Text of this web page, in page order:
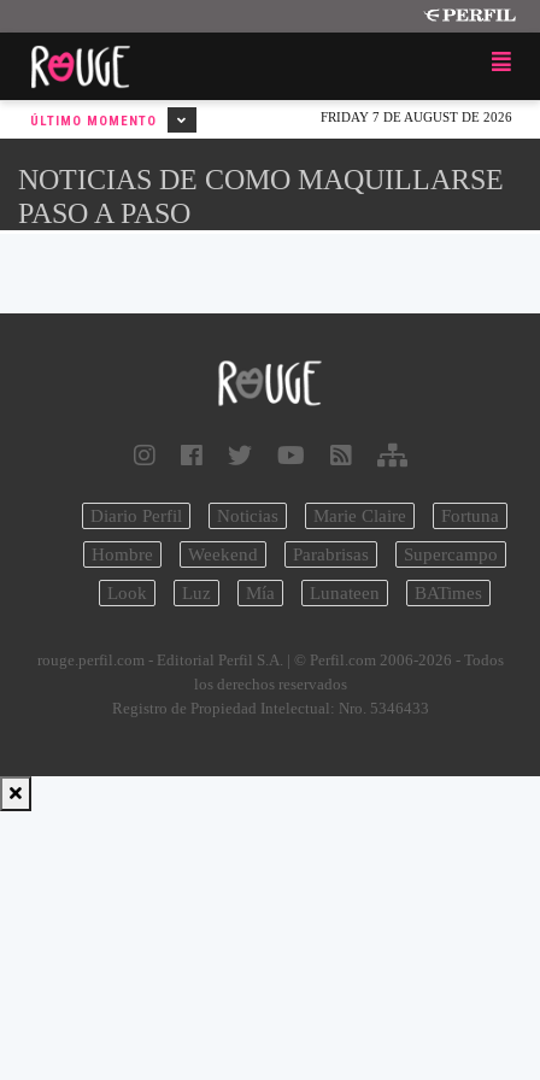
FRIDAY 7 DE AUGUST DE 2026
ÚLTIMO MOMENTO
NOTICIAS DE COMO MAQUILLARSE
PASO A PASO
Diario Perfil Noticias Marie Claire
Fortuna
Hombre
Weekend Parabrisas
Supercampo
Look
Luz Mía Lunateen BATimes
rouge.perfil.com - Editorial Perfil S.A. | © Perfil.com 2006-2026 - Todos
los derechos reservados
Registro de Propiedad Intelectual: Nro. 5346433